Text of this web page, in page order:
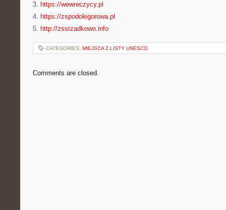
3. https://wewreczycy.pl
4. https://zspodolegorowa.pl
5. http://zssrzadkowo.info
CATEGORIES: MIEJSCA Z LISTY UNESCO
Comments are closed.